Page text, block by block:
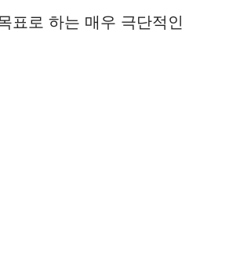
표로 하는 매우 극단적인